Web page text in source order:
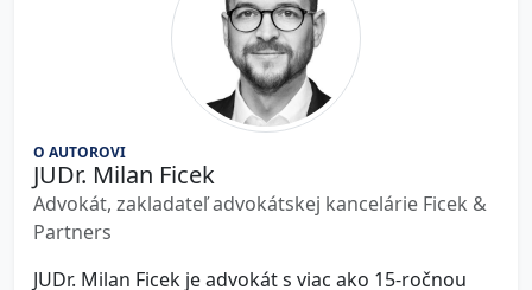
O AUTOROVI
JUDr. Milan Ficek
Advokát, zakladateľ advokátskej kancelárie Ficek &
Partners
JUDr. Milan Ficek je advokát s viac ako 15-ročnou